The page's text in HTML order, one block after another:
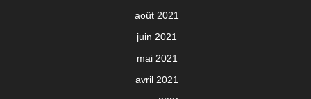
août 2021
juin 2021
mai 2021
avril 2021